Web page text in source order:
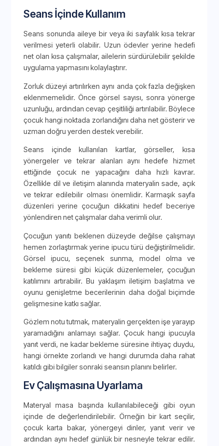
Seans İçinde Kullanım
Seans sonunda aileye bir veya iki sayfalık kısa tekrar
verilmesi yeterli olabilir. Uzun ödevler yerine hedefi
net olan kısa çalışmalar, ailelerin sürdürülebilir şekilde
uygulama yapmasını kolaylaştırır.
Zorluk düzeyi artırılırken aynı anda çok fazla değişken
eklenmemelidir. Önce görsel sayısı, sonra yönerge
uzunluğu, ardından cevap çeşitliliği artırılabilir. Böylece
çocuk hangi noktada zorlandığını daha net gösterir ve
uzman doğru yerden destek verebilir.
Seans içinde kullanılan kartlar, görseller, kısa
yönergeler ve tekrar alanları aynı hedefe hizmet
ettiğinde çocuk ne yapacağını daha hızlı kavrar.
Özellikle dil ve iletişim alanında materyalin sade, açık
ve tekrar edilebilir olması önemlidir. Karmaşık sayfa
düzenleri yerine çocuğun dikkatini hedef beceriye
yönlendiren net çalışmalar daha verimli olur.
Çocuğun yanıtı beklenen düzeyde değilse çalışmayı
hemen zorlaştırmak yerine ipucu türü değiştirilmelidir.
Görsel ipucu, seçenek sunma, model olma ve
bekleme süresi gibi küçük düzenlemeler, çocuğun
katılımını artırabilir. Bu yaklaşım iletişim başlatma ve
oyunu genişletme becerilerinin daha doğal biçimde
gelişmesine katkı sağlar.
Gözlem notu tutmak, materyalin gerçekten işe yarayıp
yaramadığını anlamayı sağlar. Çocuk hangi ipucuyla
yanıt verdi, ne kadar bekleme süresine ihtiyaç duydu,
hangi örnekte zorlandı ve hangi durumda daha rahat
katıldı gibi bilgiler sonraki seansın planını belirler.
Ev Çalışmasına Uyarlama
Materyal masa başında kullanılabileceği gibi oyun
içinde de değerlendirilebilir. Örneğin bir kart seçilir,
çocuk karta bakar, yönergeyi dinler, yanıt verir ve
ardından aynı hedef günlük bir nesneyle tekrar edilir.